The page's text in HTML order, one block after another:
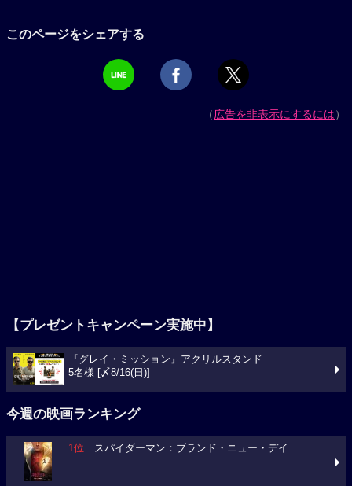
このページをシェアする
（広告を非表示にするには）
【プレゼントキャンペーン実施中】
『グレイ・ミッション』アクリルスタンド
5名様 [〆8/16(日)]
今週の映画ランキング
1位 スパイダーマン：ブランド・ニュー・デイ